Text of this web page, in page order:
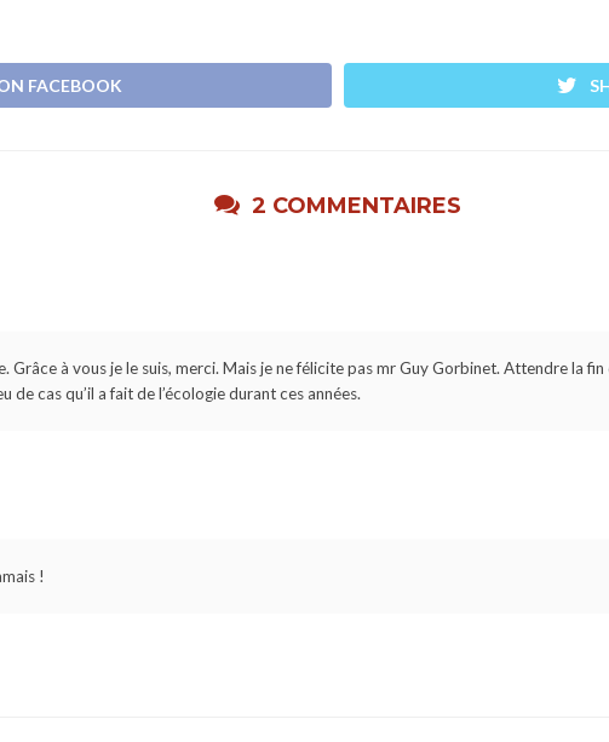
FACEBOOK
2 COMMENTAIRES
Grâce à vous je le suis, merci. Mais je ne félicite pas mr Guy Gorbinet. Attendre la
cas qu’il a fait de l’écologie durant ces années.
!